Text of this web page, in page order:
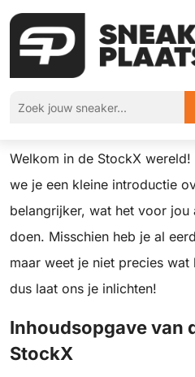
Home»Alles over StockX
Welkom in de StockX
we je een kleine introductie
belangrijker, wat het voor jou
doen. Misschien heb je al
maar weet je niet precies
dus laat ons je inlichten!
Inhoudsopgave van
StockX